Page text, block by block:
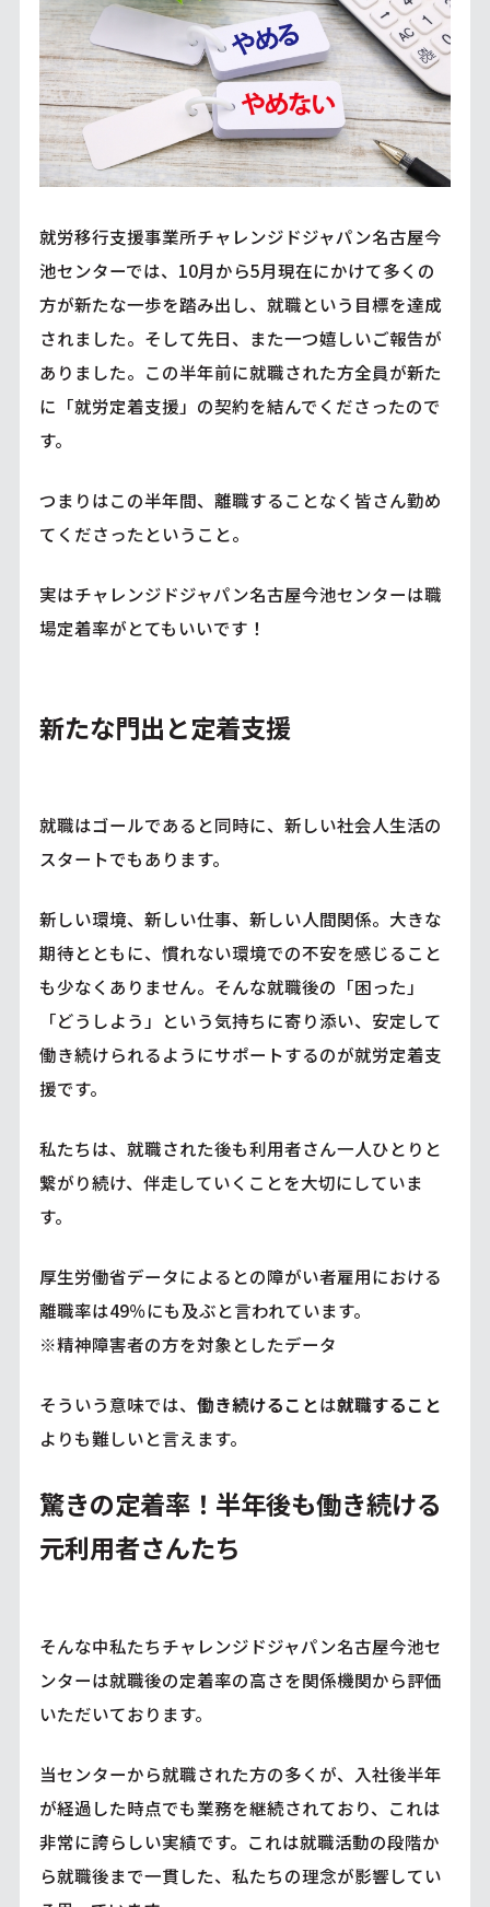
就労移行支援事業所チャレンジドジャパン名古屋今
池センターでは、10月から5月現在にかけて多くの
方が新たな一歩を踏み出し、就職という目標を達成
されました。そして先日、また一つ嬉しいご報告が
ありました。この半年前に就職された方全員が新た
に「就労定着支援」の契約を結んでくださったので
す。
つまりはこの半年間、離職することなく皆さん勤め
てくださったということ。
実はチャレンジドジャパン名古屋今池センターは職
場定着率がとてもいいです！
新たな門出と定着支援
就職はゴールであると同時に、新しい社会人生活の
スタートでもあります。
新しい環境、新しい仕事、新しい人間関係。大きな
期待とともに、慣れない環境での不安を感じること
も少なくありません。そんな就職後の「困った」
「どうしよう」という気持ちに寄り添い、安定して
働き続けられるようにサポートするのが就労定着支
援です。
私たちは、就職された後も利用者さん一人ひとりと
繋がり続け、伴走していくことを大切にしていま
す。
厚生労働省データによるとの障がい者雇用における
離職率は49％にも及ぶと言われています。
※精神障害者の方を対象としたデータ
そういう意味では、 働き続けることは就職すること
よりも難しいと言えます。
驚きの定着率！半年後も働き続ける
元利用者さんたち
そんな中私たちチャレンジドジャパン名古屋今池セ
ンターは就職後の定着率の高さを関係機関から評価
いただいております。
当センターから就職された方の多くが、入社後半年
が経過した時点でも業務を継続されており、これは
非常に誇らしい実績です。これは就職活動の段階か
ら就職後まで一貫した、私たちの理念が影響してい